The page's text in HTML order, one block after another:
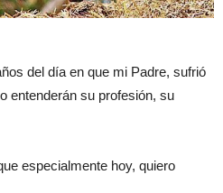
del día en que mi Padre, sufrió
entenderán su profesión, su
especialmente hoy, quiero